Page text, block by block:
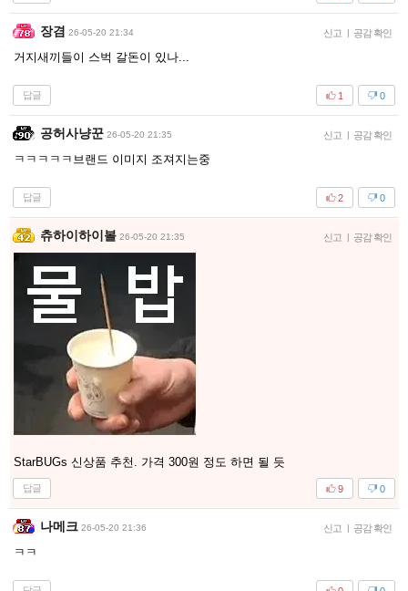
장겸 26-05-20 21:34 신고 | 공감 확인
거지새끼들이 스벅 갈돈이 있나...
답글 0
1
공허사냥꾼 26-05-20 21:35 신고 | 공감 확인
ㅋㅋㅋㅋㅋ브랜드 이미지 조져지는중
답글 0
2
츄하이하이볼 26-05-20 21:35 신고 | 공감 확인
StarBUGs 신상품 추천. 가격 300원 정도 하면 될 듯
답글 0
9
나메크 26-05-20 21:36 신고 | 공감 확인
ㅋㅋ